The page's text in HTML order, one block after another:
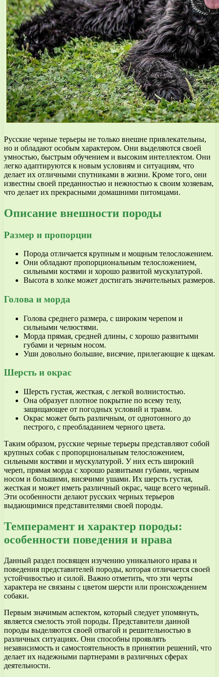
Русские черные терьеры не только внешне привлекательны,
но и обладают особым характером. Они выделяются своей
умностью, быстрым обучением и высоким интеллектом. Они
легко адаптируются к новым условиям и ситуациям, что
делает их отличными спутниками в жизни. Кроме того, они
известны своей преданностью и нежностью к своим хозяевам,
что делает их прекрасными домашними питомцами.
Описание внешности породы
Размер и пропорции
Порода отличается крупным и мощным телосложением.
Они обладают пропорциональным телосложением,
сильными костями и хорошо развитой мускулатурой.
Высота в холке может достигать значительных размеров.
Голова и морда
Голова среднего размера, с широким черепом и
сильными челюстями.
Морда прямая, средней длины, с хорошо развитыми
губами и черным носом.
Уши довольно большие, висячие, прилегающие к щекам.
Шерсть и окрас
Шерсть густая, жесткая, с легкой волнистостью.
Она образует плотное покрытие по всему телу,
защищающее от погодных условий и травм.
Окрас может быть различным, от однотонного до
пестрого, с преобладанием черного цвета.
Таким образом, русские черные терьеры представляют собой
крупных собак с пропорциональным телосложением,
сильными костями и мускулатурой. У них есть широкий
череп, прямая морда с хорошо развитыми губами, черным
носом и большими, висячими ушами. Их шерсть густая,
жесткая и может иметь различный окрас, чаще всего черный.
Эти особенности делают русских черных терьеров
выдающимися представителями своей породы.
Темперамент и характер породы:
особенности поведения и нрава
Данный раздел посвящен изучению уникального нрава и
поведения представителей породы, которая отличается своей
устойчивостью и силой. Важно отметить, что эти черты
характера не связаны с цветом шерсти или происхождением
собаки.
Первым значимым аспектом, который следует упомянуть,
является смелость этой породы. Представители данной
породы выделяются своей отвагой и решительностью в
различных ситуациях. Они способны проявлять
независимость и самостоятельность в принятии решений, что
делает их надежными партнерами в различных сферах
деятельности.